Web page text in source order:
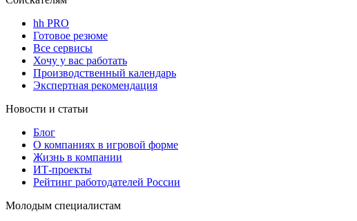
hh PRO
Готовое резюме
Все сервисы
Хочу у вас работать
Производственный календарь
Экспертная рекомендация
Новости и статьи
Блог
О компаниях в игровой форме
Жизнь в компании
ИТ-проекты
Рейтинг работодателей России
Молодым специалистам